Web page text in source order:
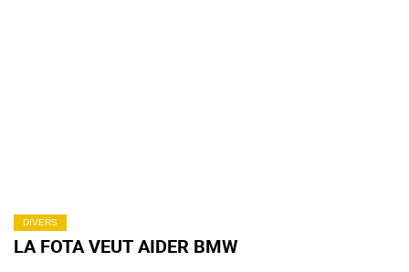
DIVERS
LA FOTA VEUT AIDER BMW